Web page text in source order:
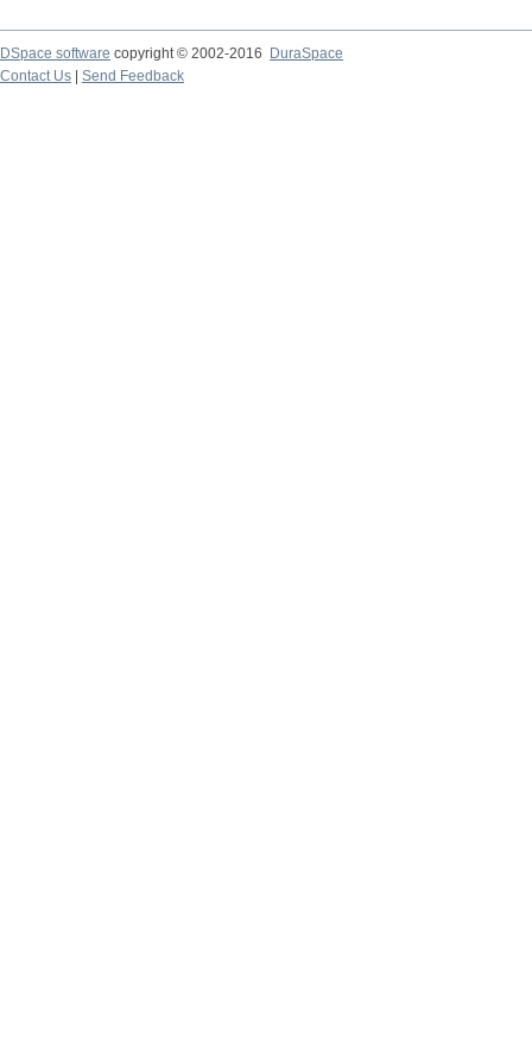
DSpace software copyright © 2002-2016
DuraSpace
Contact Us
Send Feedback